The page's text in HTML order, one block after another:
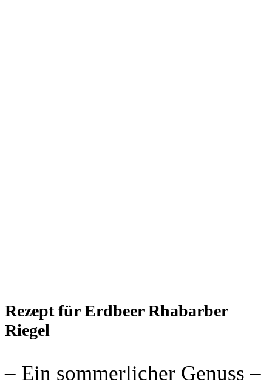
Rezept für Erdbeer Rhabarber
Riegel
– Ein sommerlicher Genuss –